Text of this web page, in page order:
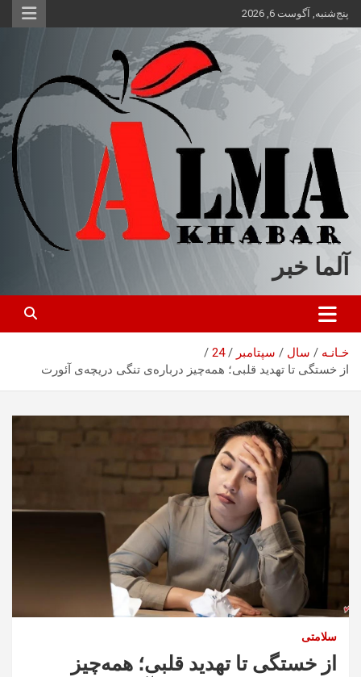
محتوا
پنج‌شنبه, آگوست 6, 2026
آلما خبر
خـانـه سال سپتامبر
24
از خستگی تا تهدید قلبی؛ همه‌چیز درباره‌ی تنگی دریچه‌ی آئورت
سلامتی
از خستگی تا تهدید قلبی؛ همه‌چیز